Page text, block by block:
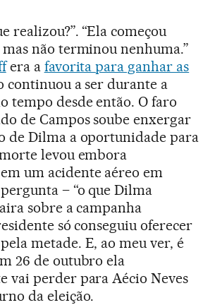
realizou?”. “Ela começou
não terminou nenhuma.”
era a favorita para ganhar as
continuou a ser durante a
tempo desde então. O faro
de Campos soube enxergar
de Dilma a oportunidade para
levou embora
um acidente aéreo em
– “o que Dilma
sobre a campanha
só conseguiu oferecer
metade. E, ao meu ver, é
26 de outubro ela
vai perder para Aécio Neves
da eleição.